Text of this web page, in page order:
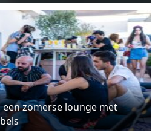
zomerse lounge met